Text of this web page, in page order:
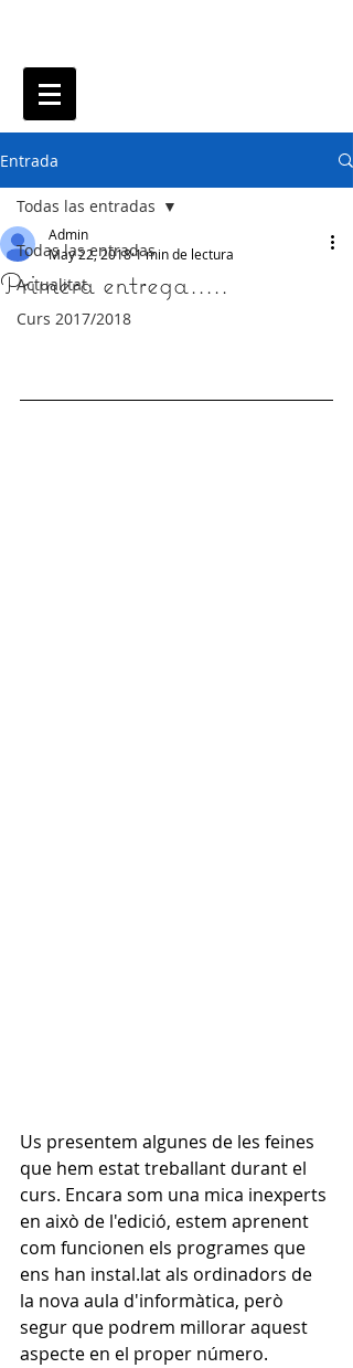
Entrada
Todas las entradas
Actualitat
Curs 2017/2018
Todas las entradas
Primera entrega.....
Admin
May 22, 20181 min de lectura
Us presentem algunes de les feines
que hem estat treballant durant el
curs. Encara som una mica inexperts
en això de l'edició, estem aprenent
com funcionen els programes que
ens han instal.lat als ordinadors de
la nova aula d'informàtica, però
segur que podrem millorar aquest
aspecte en el proper número.